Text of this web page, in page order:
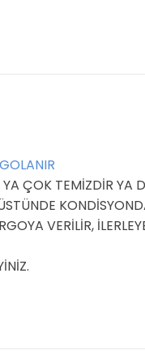
ÇOK TEMİZDİR YA
VERİLİR,